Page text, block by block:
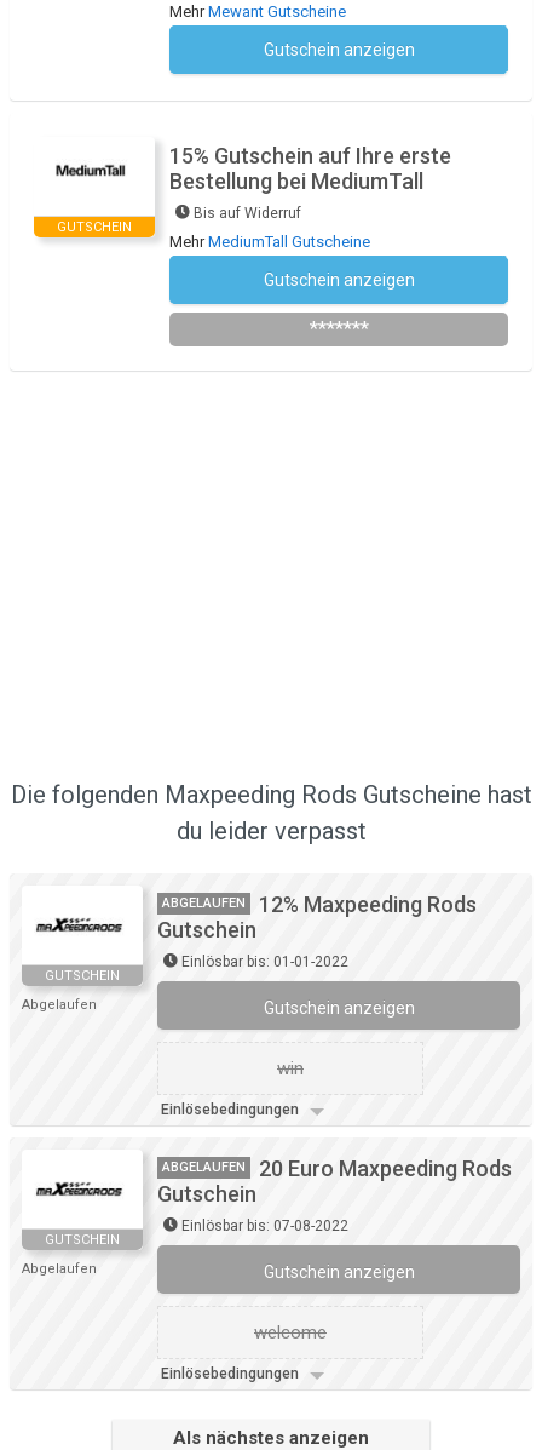
MehrMewant Gutscheine
Gutschein anzeigen
GUTSCHEIN
15% Gutschein auf Ihre erste
Bestellung bei MediumTall
Bis auf Widerruf
MehrMediumTall Gutscheine
Gutschein anzeigen
*******
Die folgenden Maxpeeding Rods Gutscheine hast
du leider verpasst
GUTSCHEIN
Abgelaufen
ABGELAUFEN
12% Maxpeeding Rods
Gutschein
Einlösbar bis: 01-01-2022
Gutschein anzeigen
win
Einlösebedingungen
GUTSCHEIN
Abgelaufen
ABGELAUFEN
20 Euro Maxpeeding Rods
Gutschein
Einlösbar bis: 07-08-2022
Gutschein anzeigen
welcome
Einlösebedingungen
Als nächstes anzeigen